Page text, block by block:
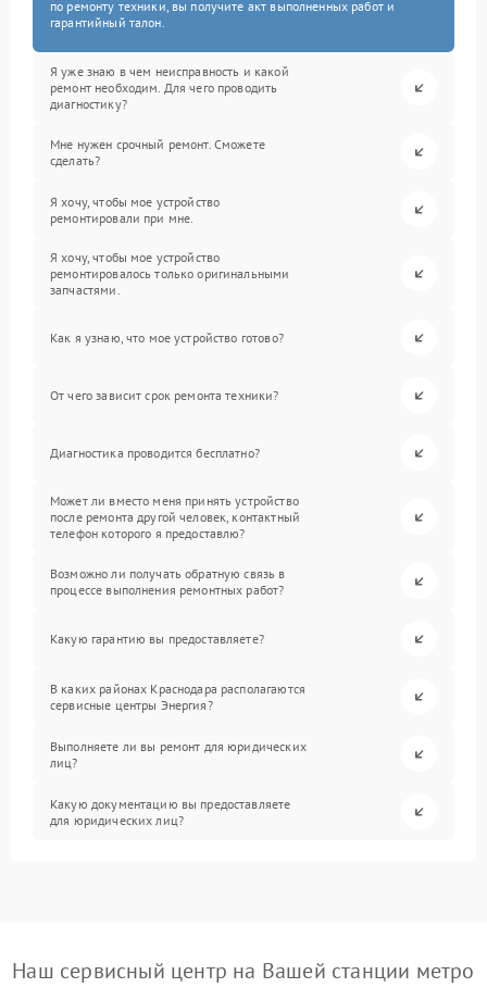
по ремонту техники, вы получите акт выполненных работ и
гарантийный талон.
Я уже знаю в чем неисправность и какой
ремонт необходим. Для чего проводить
диагностику?
Мне нужен срочный ремонт. Сможете
сделать?
Я хочу, чтобы мое устройство
ремонтировали при мне.
Я хочу, чтобы мое устройство
ремонтировалось только оригинальными
запчастями.
Как я узнаю, что мое устройство готово?
От чего зависит срок ремонта техники?
Диагностика проводится бесплатно?
Может ли вместо меня принять устройство
после ремонта другой человек, контактный
телефон которого я предоставлю?
Возможно ли получать обратную связь в
процессе выполнения ремонтных работ?
Какую гарантию вы предоставляете?
В каких районах Краснодара располагаются
сервисные центры Энергия?
Выполняете ли вы ремонт для юридических
лиц?
Какую документацию вы предоставляете
для юридических лиц?
Наш сервисный центр на Вашей станции метро